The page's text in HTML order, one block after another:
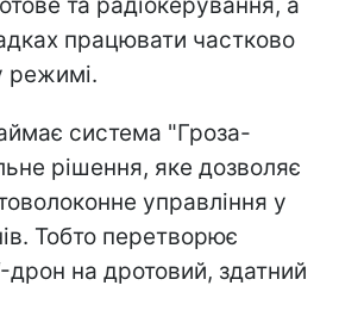
працювати частково
режимі.
система "Гроза-
рішення, яке дозволяє
управління у
Тобто перетворює
дрон на дротовий, здатний